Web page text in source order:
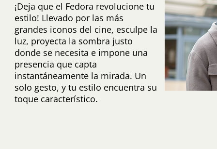
¡Deja que el Fedora revolucione tu
estilo! Llevado por las más
grandes iconos del cine, esculpe la
luz, proyecta la sombra justo
donde se necesita e impone una
presencia que capta
instantáneamente la mirada. Un
solo gesto, y tu estilo encuentra su
toque característico.